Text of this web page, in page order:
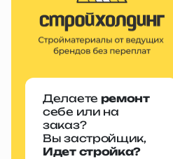
Делаете ремонт
себе или на
заказ?
Вы застройщик,
Идет стройка?